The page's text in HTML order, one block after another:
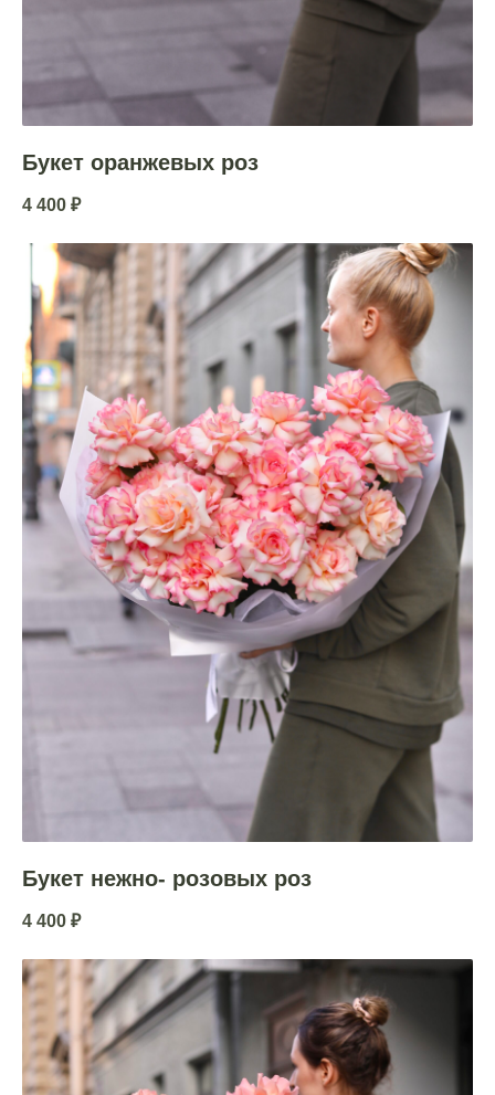
Букет оранжевых роз
4 400 ₽
Букет нежно- розовых роз
4 400 ₽